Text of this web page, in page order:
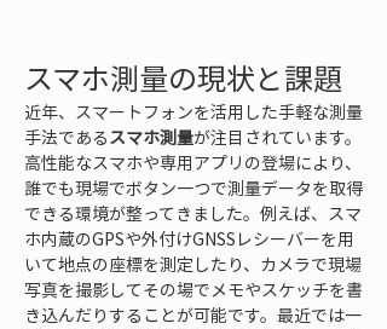
スマホ測量の現状と課題
近年、スマートフォンを活用した手軽な測量
手法であるスマホ測量が注目されています。
高性能なスマホや専用アプリの登場により、
誰でも現場でボタン一つで測量データを取得
できる環境が整ってきました。例えば、スマ
ホ内蔵のGPSや外付けGNSSレシーバーを用
いて地点の座標を測定したり、カメラで現場
写真を撮影してその場でメモやスケッチを書
き込んだりすることが可能です。最近では一